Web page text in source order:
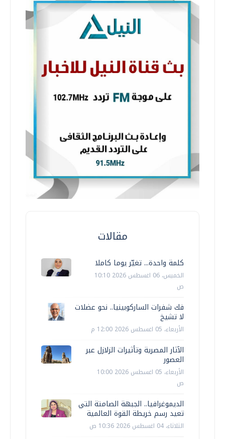
مقالات
كلمة واحدة... تغيّر يوما كاملا
الخميس، 06 اغسطس 2026 10:10
ص
فك شفرات الساركوبينيا.. نحو عضلات
لا تشيخ
الأربعاء، 05 اغسطس 2026 12:00 م
الآثار المصرية وتأثيرات الزلازل عبر
العصور
الأربعاء، 05 اغسطس 2026 10:00
ص
الديموغرافيا.. الجبهة الصامتة التي
تعيد رسم خريطة القوة العالمية
الثلاثاء، 04 اغسطس 2026 10:36 ص